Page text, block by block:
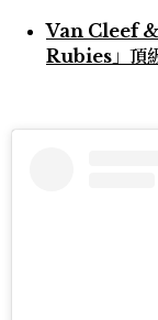
Van Cleef
Rubies」頂